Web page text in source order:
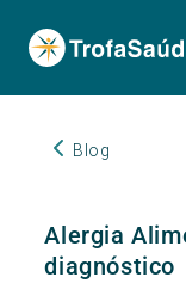
Blog
Alergia
diagnóstico